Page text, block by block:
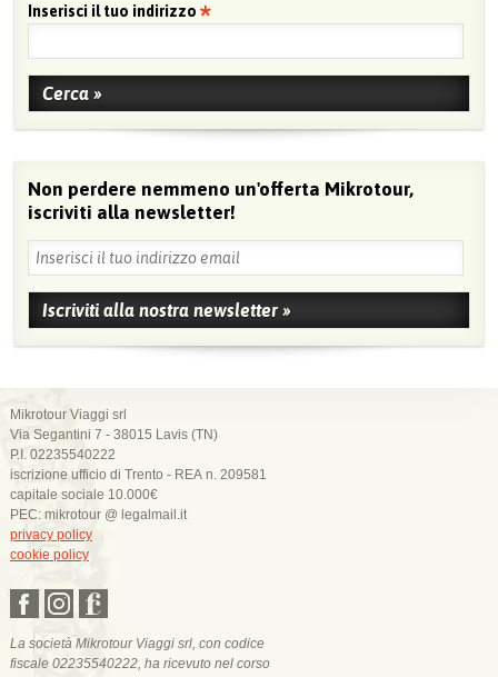
Inserisci il tuo indirizzo
Non perdere nemmeno un'offerta Mikrotour,
iscriviti alla newsletter!
Mikrotour Viaggi srl
Via Segantini 7 - 38015 Lavis (TN)
P.I. 02235540222
iscrizione ufficio di Trento - REA n. 209581
capitale sociale 10.000€
PEC: mikrotour @ legalmail.it
privacy policy
cookie policy
La società Mikrotour Viaggi srl, con codice
fiscale 02235540222, ha ricevuto nel corso